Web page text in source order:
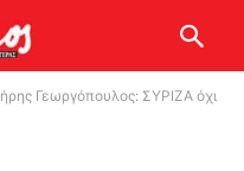
Γεωργόπουλος: ΣΥΡΙΖΑ όχι